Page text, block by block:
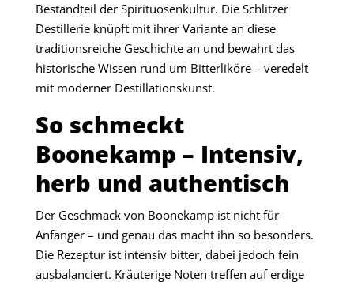
Bestandteil der Spirituosenkultur. Die Schlitzer
Destillerie knüpft mit ihrer Variante an diese
traditionsreiche Geschichte an und bewahrt das
historische Wissen rund um Bitterliköre – veredelt
mit moderner Destillationskunst.
So schmeckt
Boonekamp – Intensiv,
herb und authentisch
Der Geschmack von Boonekamp ist nicht für
Anfänger – und genau das macht ihn so besonders.
Die Rezeptur ist intensiv bitter, dabei jedoch fein
ausbalanciert. Kräuterige Noten treffen auf erdige